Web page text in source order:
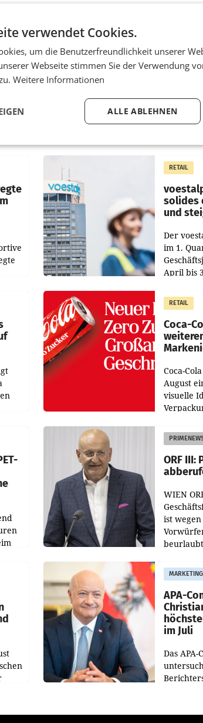
-
im
wehrt
Mehrere
derzeit
soll im
Pig
werden.
RETAIL
solides
und
Der
im 1.
April bis
Der
zur
RETAIL
Coca-
Coca-
August
visuelle
zu
ORF III:
WIEN
ist
APA-
im Juli
Das
welche
verwendet Cookies.
um die Benutzerfreundlichkeit unserer
Webseite stimmen Sie der Verwendung
Weitere Informationen
ALLE ABLEHNEN